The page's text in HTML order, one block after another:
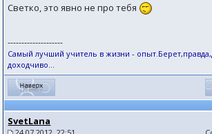
Светко, это явно не про тебя
--------------------
Самый лучший учитель в жизни -
доходчиво...
SvetLana